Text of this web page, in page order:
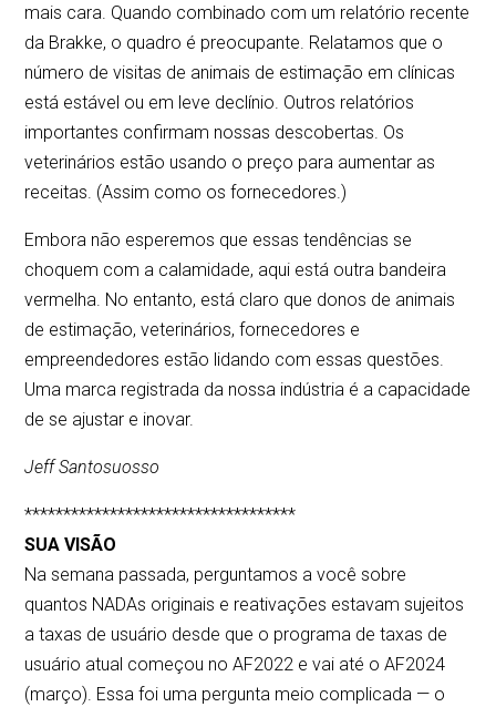
mais cara. Quando combinado com um relatório recente
da Brakke, o quadro é preocupante. Relatamos que o
número de visitas de animais de estimação em clínicas
está estável ou em leve declínio. Outros relatórios
importantes confirmam nossas descobertas. Os
veterinários estão usando o preço para aumentar as
receitas. (Assim como os fornecedores.)
Embora não esperemos que essas tendências se
choquem com a calamidade, aqui está outra bandeira
vermelha. No entanto, está claro que donos de animais
de estimação, veterinários, fornecedores e
empreendedores estão lidando com essas questões.
Uma marca registrada da nossa indústria é a capacidade
de se ajustar e inovar.
Jeff Santosuosso
***********************************
SUA VISÃO
Na semana passada, perguntamos a você sobre
quantos NADAs originais e reativações estavam sujeitos
a taxas de usuário desde que o programa de taxas de
usuário atual começou no AF2022 e vai até o AF2024
(março). Essa foi uma pergunta meio complicada — o